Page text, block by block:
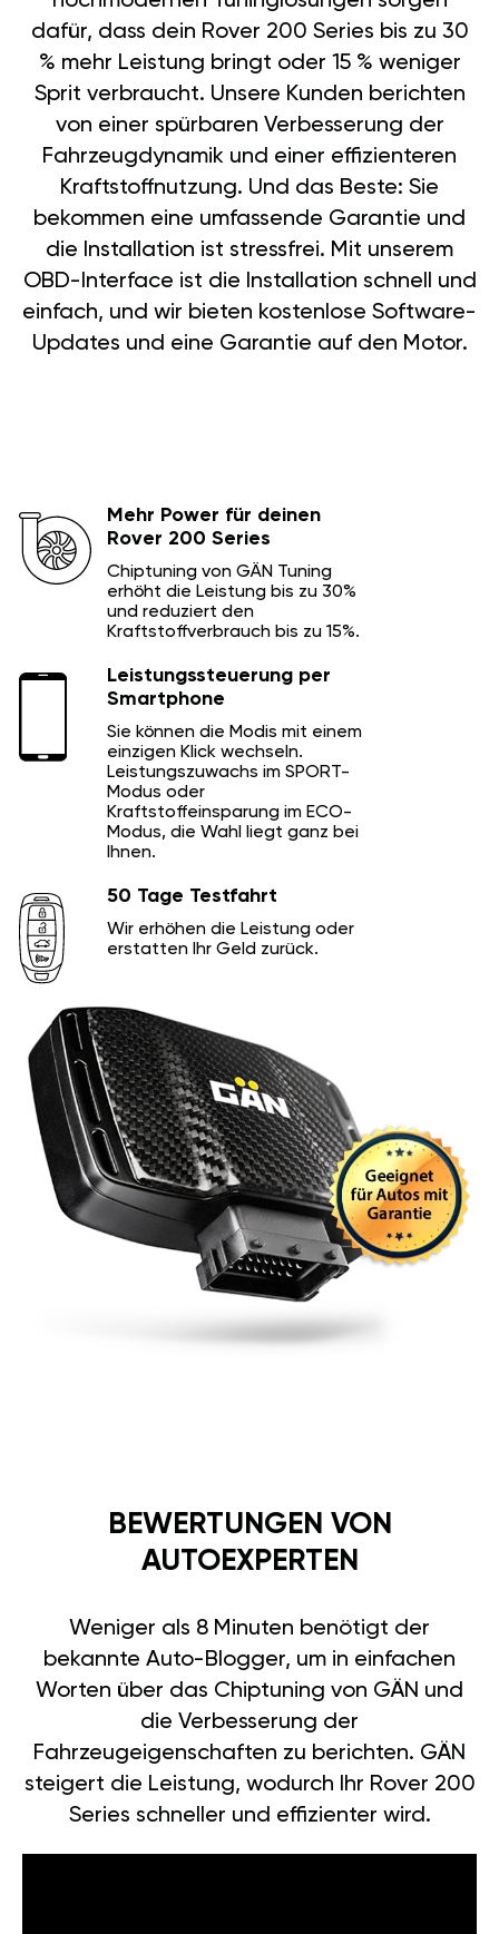
dafür, dass dein Rover 200 Series bis zu 30
% mehr Leistung bringt oder 15 % weniger
Sprit verbraucht. Unsere Kunden berichten
von einer spürbaren Verbesserung der
Fahrzeugdynamik und einer effizienteren
Kraftstoffnutzung. Und das Beste: Sie
bekommen eine umfassende Garantie und
die Installation ist stressfrei. Mit unserem
OBD-Interface ist die Installation schnell und
einfach, und wir bieten kostenlose Software-
Updates und eine Garantie auf den Motor.
Mehr Power für deinen
Rover 200 Series
Chiptuning von GÄN Tuning
erhöht die Leistung bis zu 30%
und reduziert den
Kraftstoffverbrauch bis zu 15%.
Leistungssteuerung per
Smartphone
Sie können die Modis mit einem
einzigen Klick wechseln.
Leistungszuwachs im SPORT-
Modus oder
Kraftstoffeinsparung im ECO-
Modus, die Wahl liegt ganz bei
Ihnen.
50 Tage Testfahrt
Wir erhöhen die Leistung oder
erstatten Ihr Geld zurück.
BEWERTUNGEN VON
AUTOEXPERTEN
Weniger als 8 Minuten benötigt der
bekannte Auto-Blogger, um in einfachen
Worten über das Chiptuning von GÄN und
die Verbesserung der
Fahrzeugeigenschaften zu berichten. GÄN
steigert die Leistung, wodurch Ihr Rover 200
Series schneller und effizienter wird.